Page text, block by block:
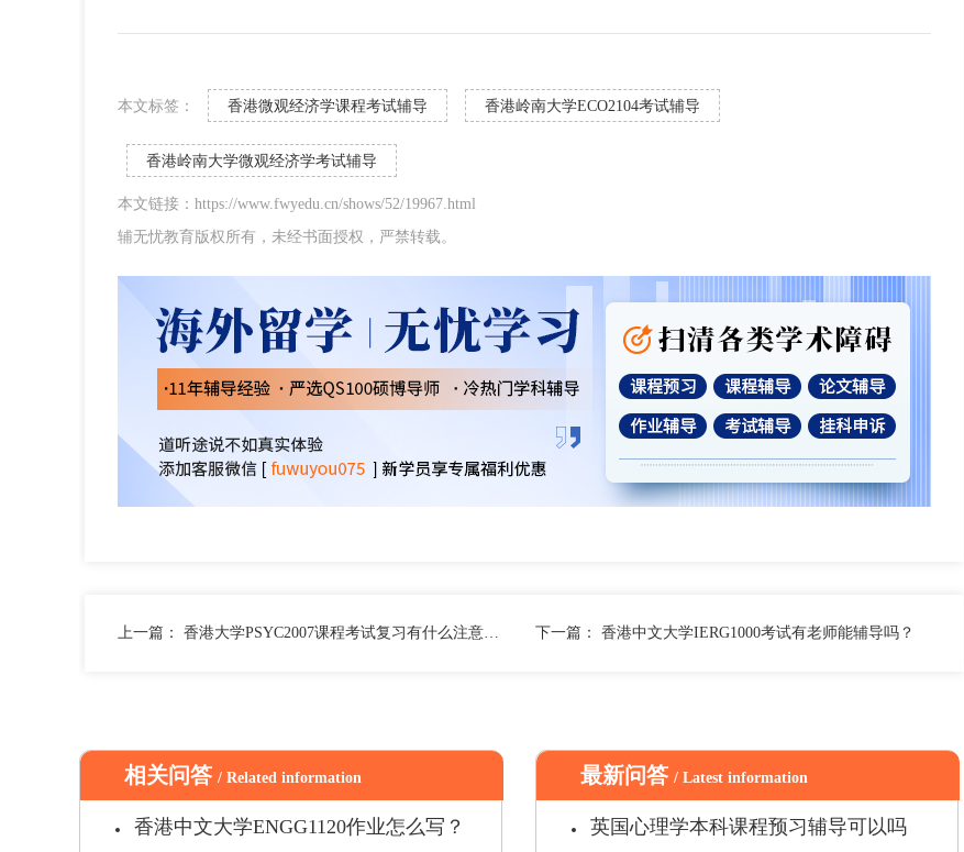
本文标签： 香港微观经济学课程考试辅导 香港岭南大学ECO2104考试辅导
香港岭南大学微观经济学考试辅导
本文链接：https://www.fwyedu.cn/shows/52/19967.html
辅无忧教育版权所有，未经书面授权，严禁转载。
上一篇： 香港大学PSYC2007课程考试复习有什么注意事项？ 下一篇： 香港中文大学IERG1000考试有老师能辅导吗？
相关问答 / Related information
香港中文大学ENGG1120作业怎么写？
最新问答 / Latest information
英国心理学本科课程预习辅导可以吗